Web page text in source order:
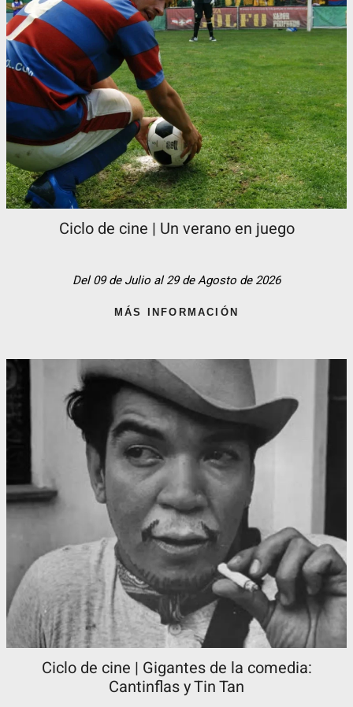
Ciclo de cine | Un verano en juego
Del 09 de Julio al 29 de Agosto de 2026
MÁS INFORMACIÓN
Ciclo de cine | Gigantes de la comedia:
Cantinflas y Tin Tan​